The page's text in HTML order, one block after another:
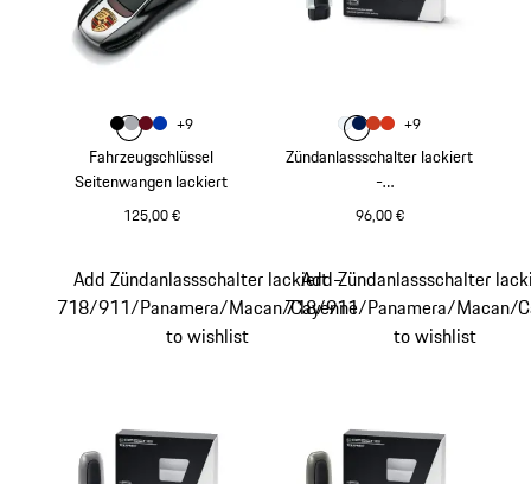
Fahrzeugschlüssel
Seitenwangen lackiert
125,00 €
Farbe
Farbetiefschwarzmetallic
Farbe klassiksilbermetallic
Farberubinrotmetallic
Farbe
+9
Zündanlassschalter lackiert
-
718/911/Panamera/Maca
n/Cayenne
96,00 €
Farbe
Farbecarraraweißmetallic
Farbe enzianblaumetallic
Farbepapayametallic
Farbe
+9
Add Zündanlassschalter lackiert -
718/911/Panamera/Macan/Cayenne
to wishlist
Add Zündanlassschalter
718/911/Panamera/Macan/
to wishlist